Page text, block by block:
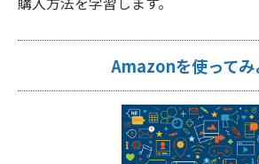
Amazonを使ってみ